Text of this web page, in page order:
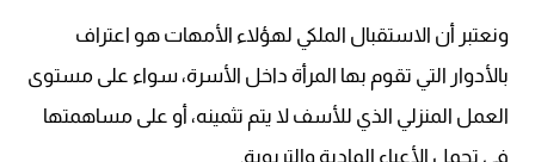
ونعتبر أن الاستقبال الملكي لهؤلاء الأمهات هو اعتراف
بالأدوار التي تقوم بها المرأة داخل الأسرة، سواء على مستوى
العمل المنزلي الذي للأسف لا يتم تثمينه، أو على مساهمتها
في تحمل الأعباء المادية والتربوية.